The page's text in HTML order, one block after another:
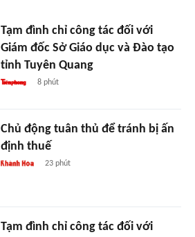
Tạm đình chỉ công tác đối với
Giám đốc Sở Giáo dục và Đào tạo
tỉnh Tuyên Quang
8 phút
Chủ động tuân thủ để tránh bị ấn
định thuế
23 phút
Tạm đình chỉ công tác đối với